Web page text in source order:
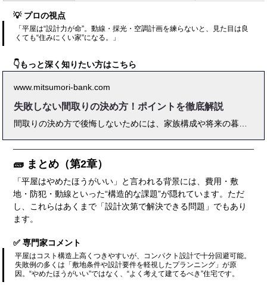
💡 プロの視点
「平屋は“設計力が命”。動線・採光・空調計画を練らないと、見た目は良
くても“住みにくい家”になる。」
👇もっと深く知りたい方はこちら
www.mitsumori-bank.com
失敗しない間取りの決め方！ポイントを徹底解説
🧱 まとめ（第2章）
「平屋はやめたほうがいい」と言われる背景には、費用・敷
地・防犯・動線といった“構造的な課題”が隠れています。ただ
し、これらはあくまで「設計次第で解決できる問題」でもあり
ます。
✅ 専門家コメント
平屋はコスト構造上高くつきやすいが、コンパクト設計で十分回避可能。
失敗例の多くは「敷地条件や設計要件を軽視したプランニング」が原
因。“やめたほうがいい”ではなく、“よく考えて建てるべき”住宅です。